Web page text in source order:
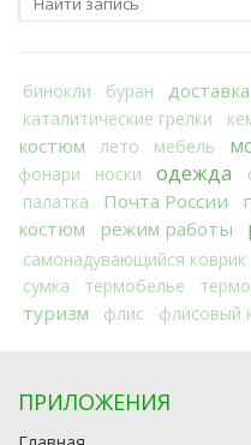
бинокли буран доставка
каталитические грелки
костюм
лето мебель
фонари
носки одежда
палатка Почта России
костюм
режим работы
самонадувающийся коврик
сумка термобелье
туризм флис флисовый
ПРИЛОЖЕНИЯ